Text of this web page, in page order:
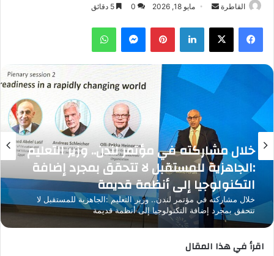
القاطرة
أرسل
إلكترونيا
مايو 18, 2026 0
فيسبوك ‫X لينكدإن بينتيريستماسنجر واتساب
خلال مشاركته في مؤتمر لندن.. وزير التعليم
:الجاهزية للمستقبل لا تتحقق بمجرد إضافة
التكنولوجيا إلى أنظمة قديمة
خلال مشاركته في مؤتمر لندن.. وزير التعليم :الجاهزية للمستقبل لا
تتحقق بمجرد إضافة التكنولوجيا إلى أنظمة قديمة
اقرأ في هذا المقال